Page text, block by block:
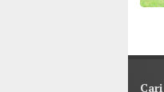
Cari